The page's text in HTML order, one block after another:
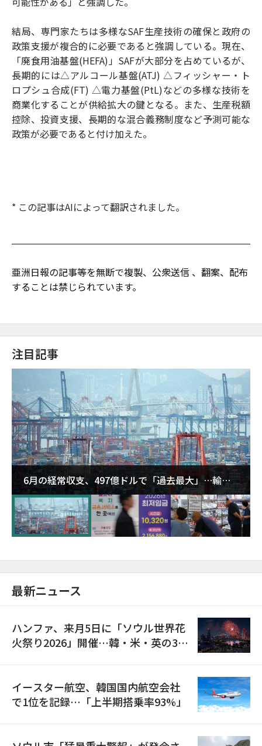
結局、専門家たちは多様なSAF生産技術の確保と政府の
政策支援が複合的に必要であると強調している。現在、
「廃食用油基盤(HEFA)」SAFが大部分を占めているが、
長期的には△アルコール基盤(ATJ) △フィッシャー・ト
ロプシュ合成(FT) △電力基盤(PtL)などの多様な技術を
商業化することが供給拡大の鍵となる。また、生産税額
控除、投資支援、長期的な混合義務制度など予測可能な
政策が必要であると付け加えた。
* この記事はAIによって翻訳されました。
亜洲日報の記事等を無断で複製、公衆送信 、翻案、配布
することは禁じられています。
注目記事
6月の経常収支、497億ドルで「過去最大」…輸出
が初の1000億ドル突破
最新ニュース
ハンファ、来月5日に「ソウル世界花
火祭り2026」開催…韓・米・英の3カ
イースター航空、韓国国内航空会社
で1位を記録…「上半期搭乗率93%」